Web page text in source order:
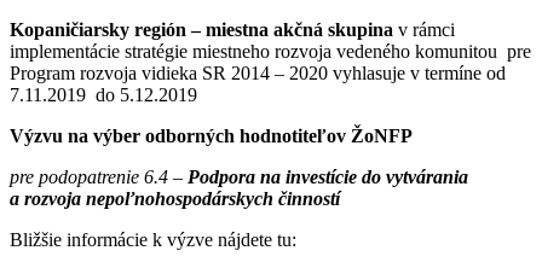
Kopaničiarsky región – miestna akčná skupina v rámci
implementácie stratégie miestneho rozvoja vedeného komunitou pre
Program rozvoja vidieka SR 2014 – 2020 vyhlasuje v termíne od
7.11.2019 do 5.12.2019
Výzvu na výber odborných hodnotiteľov ŽoNFP
pre podopatrenie 6.4 – Podpora na investície do vytvárania
a rozvoja nepoľnohospodárskych činností
Bližšie informácie k výzve nájdete tu: